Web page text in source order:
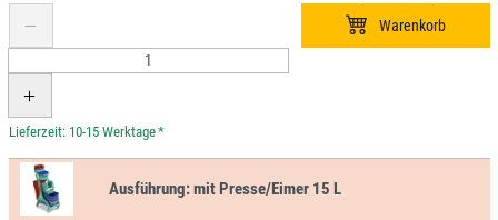
*
Ausführung:mit Presse/Eimer 15 L